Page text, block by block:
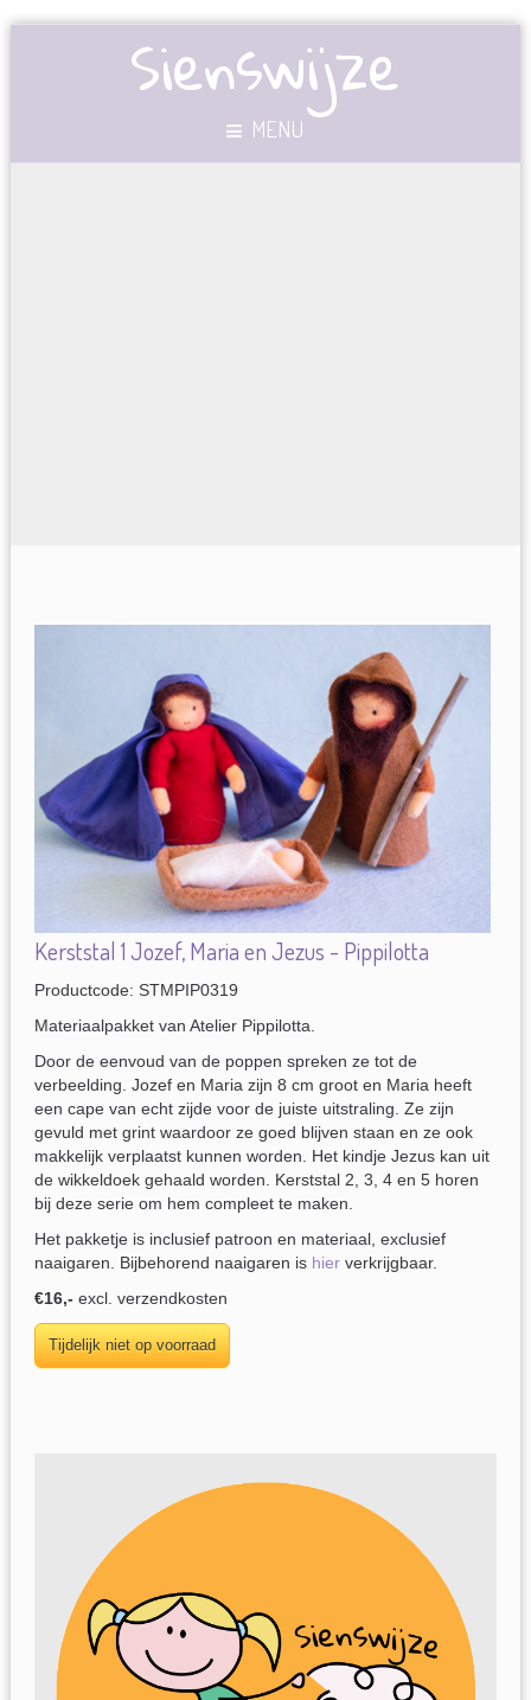
Sienswijze
MENU
Kerststal 1 Jozef, Maria en Jezus - Pippilotta
Productcode: STMPIP0319
Materiaalpakket van Atelier Pippilotta.
Door de eenvoud van de poppen spreken ze tot de
verbeelding. Jozef en Maria zijn 8 cm groot en Maria heeft
een cape van echt zijde voor de juiste uitstraling. Ze zijn
gevuld met grint waardoor ze goed blijven staan en ze ook
makkelijk verplaatst kunnen worden. Het kindje Jezus kan uit
de wikkeldoek gehaald worden. Kerststal 2, 3, 4 en 5 horen
bij deze serie om hem compleet te maken.
Het pakketje is inclusief patroon en materiaal, exclusief
naaigaren. Bijbehorend naaigaren is hierverkrijgbaar.
€16,- excl. verzendkosten